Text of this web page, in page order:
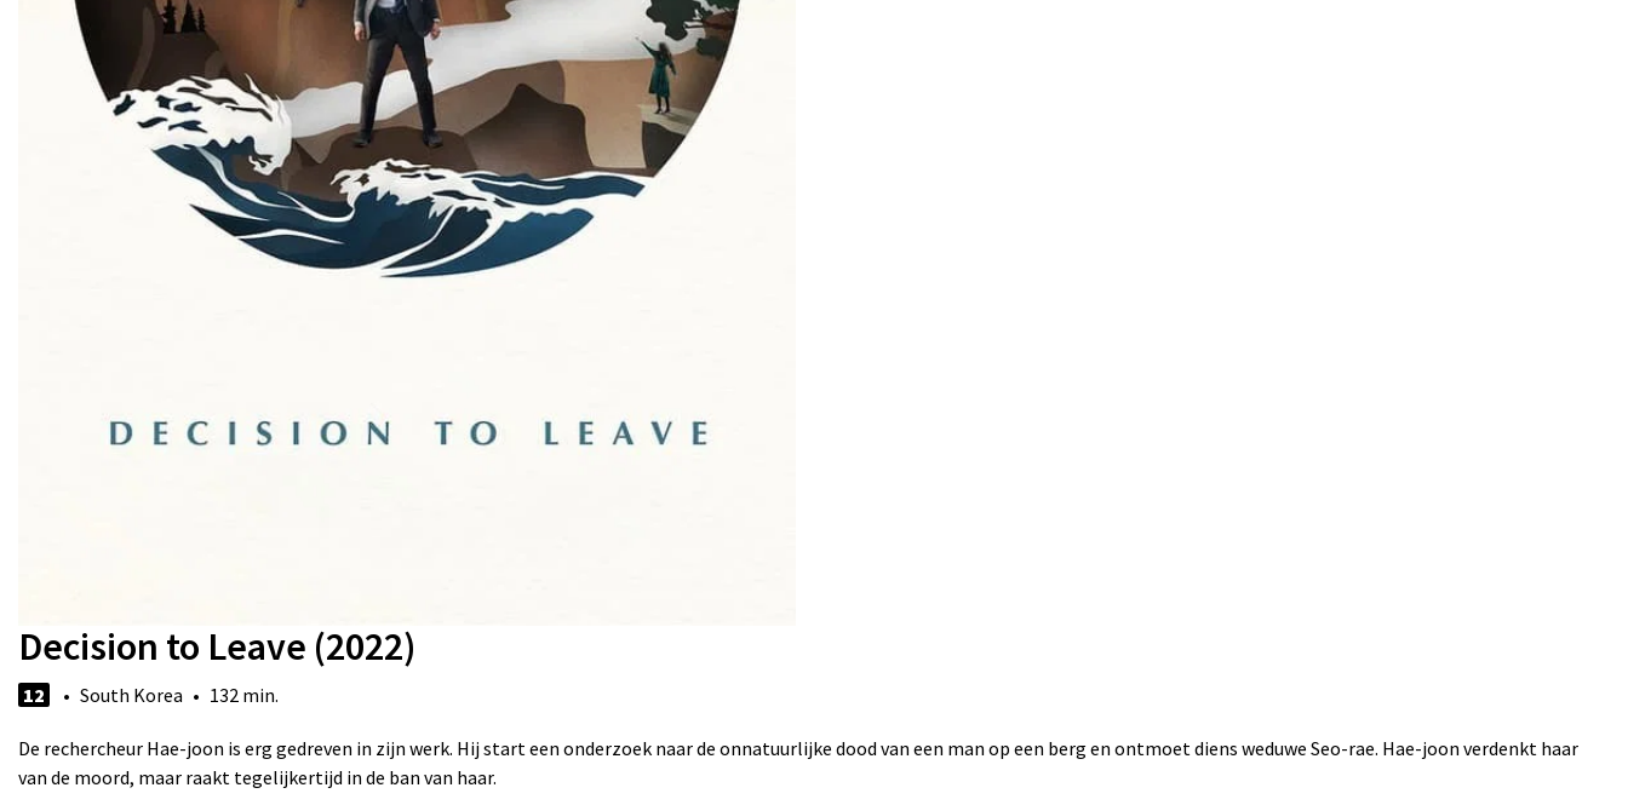
Decision to Leave (2022)
12 • South Korea • 132 min.
De rechercheur Hae-joon is erg gedreven in zijn werk. Hij start een onderzoek naar de onnatuurlijke dood van een man op een berg en ontmoet diens weduwe Seo-rae. Hae-joon verdenkt haar
van de moord, maar raakt tegelijkertijd in de ban van haar.